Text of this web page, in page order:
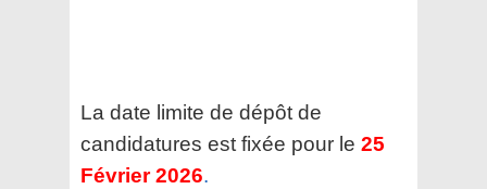
La date limite de dépôt de
candidatures est fixée pour le 25
Février 2026.